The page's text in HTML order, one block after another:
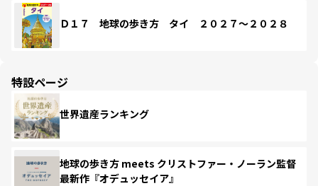
Ｄ１７ 地球の歩き方 タイ ２０２７～２０２８
特設ページ
世界遺産ランキング
地球の歩き方 meets クリストファー・ノーラン監督
最新作『オデュッセイア』